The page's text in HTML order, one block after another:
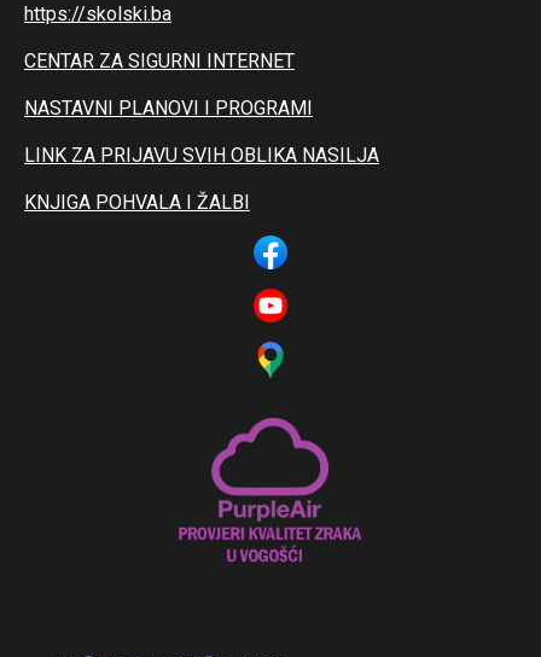
https://skolski.ba
CENTAR ZA SIGURNI INTERNET
NASTAVNI PLANOVI I PROGRAMI
LINK ZA PRIJAVU SVIH OBLIKA NASILJA
KNJIGA POHVALA I ŽALBI